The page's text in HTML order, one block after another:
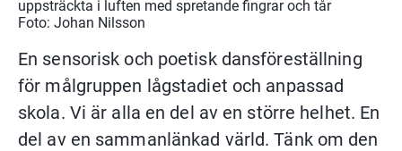
Foto: Johan Nilsson
En sensorisk och poetisk dansföreställning
för målgruppen lågstadiet och anpassad
skola. Vi är alla en del av en större helhet. En
del av en sammanlänkad värld. Tänk om den